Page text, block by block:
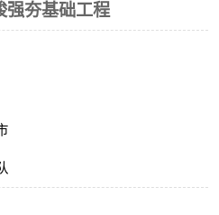
强夯基础工程